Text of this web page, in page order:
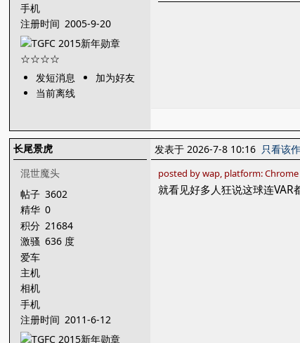
手机
注册时间 2005-9-20
发短消息
加为好友
当前离线
长尾景虎
混世魔头
帖子 3602
精华 0
积分 21684
激骚 636 度
爱车
主机
相机
手机
注册时间 2011-6-12
发表于 2026-7-8 10:16 只看该
posted by wap, platform: Chrome
就看见好多人狂说这球连VAR